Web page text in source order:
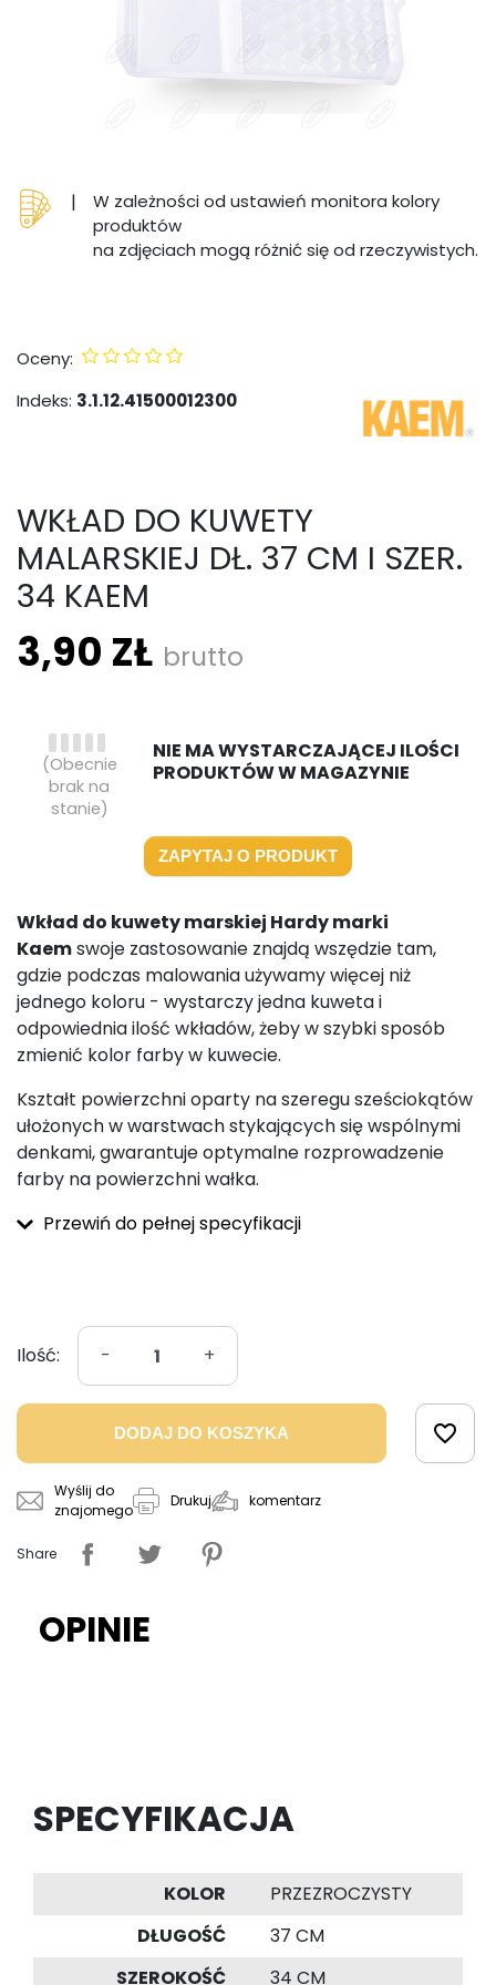
|
W zależności od ustawień monitora kolory
produktów
na zdjęciach mogą różnić się od rzeczywistych.
Oceny:
Indeks: 3.1.12.41500012300
WKŁAD DO KUWETY
MALARSKIEJ DŁ. 37 CM I SZER.
34 KAEM
3,90 ZŁ brutto
NIE MA WYSTARCZAJĄCEJ ILOŚCI
PRODUKTÓW W MAGAZYNIE
(Obecnie
brak na
stanie)
ZAPYTAJ O PRODUKT
Wkład do kuwety marskiej Hardy marki
Kaemswoje zastosowanie znajdą wszędzie tam,
gdzie podczas malowania używamy więcej niż
jednego koloru - wystarczy jedna kuweta i
odpowiednia ilość wkładów, żeby w szybki sposób
zmienić kolor farby w kuwecie.
Kształt powierzchni oparty na szeregu sześciokątów
ułożonych w warstwach stykających się wspólnymi
denkami, gwarantuje optymalne rozprowadzenie
farby na powierzchni wałka.
Przewiń do pełnej specyfikacji
Ilość: - +
DODAJ DO KOSZYKA favorite_border
Wyślij do
znajomego
Drukuj komentarz
Share
OPINIE
SPECYFIKACJA
KOLOR
PRZEZROCZYSTY
DŁUGOŚĆ
37 CM
SZEROKOŚĆ
34 CM